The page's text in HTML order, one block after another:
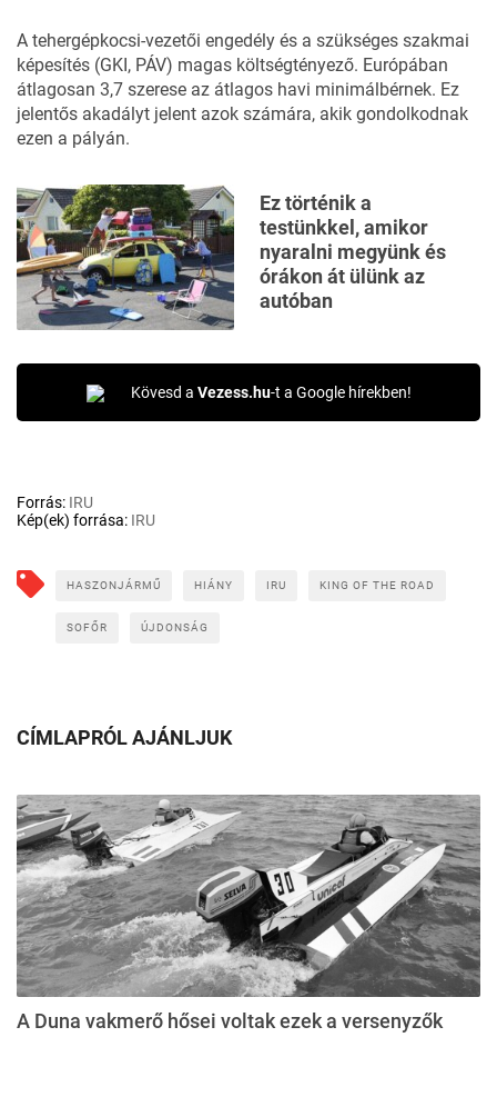
A tehergépkocsi-vezetői engedély és a szükséges szakmai
képesítés (GKI, PÁV) magas költségtényező. Európában
átlagosan 3,7 szerese az átlagos havi minimálbérnek. Ez
jelentős akadályt jelent azok számára, akik gondolkodnak
ezen a pályán.
Ez történik a
testünkkel, amikor
nyaralni megyünk és
órákon át ülünk az
autóban
Kövesd a Vezess.hu-t a Google hírekben!
Forrás: IRU
Kép(ek) forrása: IRU
HASZONJÁRMŰ HIÁNY IRU KING OF THE ROAD
SOFŐR ÚJDONSÁG
CÍMLAPRÓL AJÁNLJUK
A Duna vakmerő hősei voltak ezek a versenyzők